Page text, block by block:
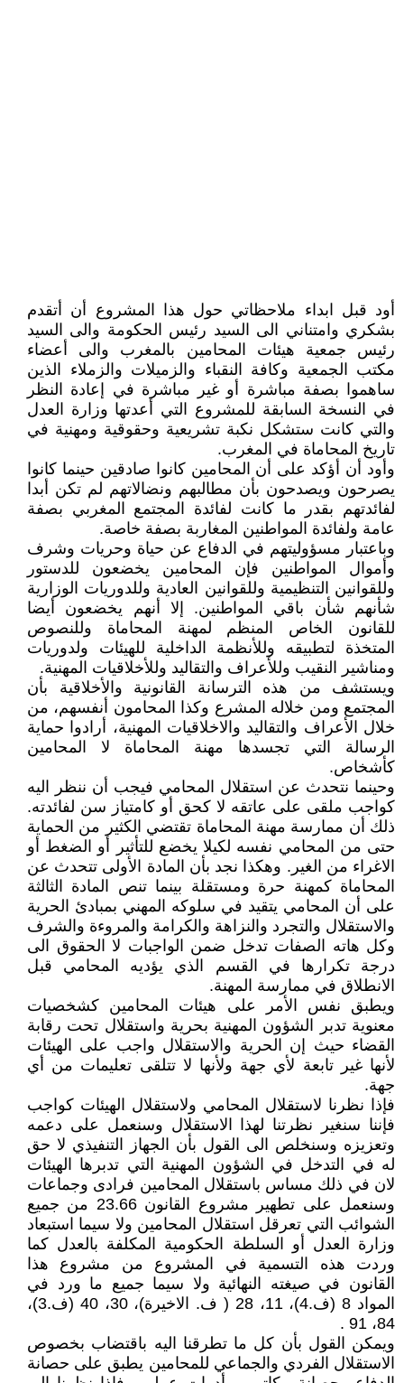
أود قبل ابداء ملاحظاتي حول هذا المشروع أن أتقدم
بشكري وامتناني الى السيد رئيس الحكومة والى السيد
رئيس جمعية هيئات المحامين بالمغرب والى أعضاء
مكتب الجمعية وكافة النقباء والزميلات والزملاء الذين
ساهموا بصفة مباشرة أو غير مباشرة في إعادة النظر
في النسخة السابقة للمشروع التي أعدتها وزارة العدل
والتي كانت ستشكل نكبة تشريعية وحقوقية ومهنية في
تاريخ المحاماة في المغرب.
وأود أن أؤكد على أن المحامين كانوا صادقين حينما كانوا
يصرحون ويصدحون بأن مطالبهم ونضالاتهم لم تكن أبدا
لفائدتهم بقدر ما كانت لفائدة المجتمع المغربي بصفة
عامة ولفائدة المواطنين المغاربة بصفة خاصة.
وباعتبار مسؤوليتهم في الدفاع عن حياة وحريات وشرف
وأموال المواطنين فإن المحامين يخضعون للدستور
وللقوانين التنظيمية وللقوانين العادية وللدوريات الوزارية
شأنهم شأن باقي المواطنين. إلا أنهم يخضعون أيضا
للقانون الخاص المنظم لمهنة المحاماة وللنصوص
المتخذة لتطبيقه وللأنظمة الداخلية للهيئات ولدوريات
ومناشير النقيب وللأعراف والتقاليد وللأخلاقيات المهنية.
ويستشف من هذه الترسانة القانونية والأخلاقية بأن
المجتمع ومن خلاله المشرع وكذا المحامون أنفسهم، من
خلال الأعراف والتقاليد والاخلاقيات المهنية، أرادوا حماية
الرسالة التي تجسدها مهنة المحاماة لا المحامين
كأشخاص.
وحينما نتحدث عن استقلال المحامي فيجب أن ننظر اليه
كواجب ملقى على عاتقه لا كحق أو كامتياز سن لفائدته.
ذلك أن ممارسة مهنة المحاماة تقتضي الكثير من الحماية
حتى من المحامي نفسه لكيلا يخضع للتأثير أو الضغط أو
الاغراء من الغير. وهكذا نجد بأن المادة الأولى تتحدث عن
المحاماة كمهنة حرة ومستقلة بينما تنص المادة الثالثة
على أن المحامي يتقيد في سلوكه المهني بمبادئ الحرية
والاستقلال والتجرد والنزاهة والكرامة والمروءة والشرف
وكل هاته الصفات تدخل ضمن الواجبات لا الحقوق الى
درجة تكرارها في القسم الذي يؤديه المحامي قبل
الانطلاق في ممارسة المهنة.
ويطبق نفس الأمر على هيئات المحامين كشخصيات
معنوية تدبر الشؤون المهنية بحرية واستقلال تحت رقابة
القضاء حيث إن الحرية والاستقلال واجب على الهيئات
لأنها غير تابعة لأي جهة ولأنها لا تتلقى تعليمات من أي
جهة.
فإذا نظرنا لاستقلال المحامي ولاستقلال الهيئات كواجب
فإننا سنغير نظرتنا لهذا الاستقلال وسنعمل على دعمه
وتعزيزه وسنخلص الى القول بأن الجهاز التنفيذي لا حق
له في التدخل في الشؤون المهنية التي تدبرها الهيئات
لان في ذلك مساس باستقلال المحامين فرادى وجماعات
وسنعمل على تطهير مشروع القانون 23.66 من جميع
الشوائب التي تعرقل استقلال المحامين ولا سيما استبعاد
وزارة العدل أو السلطة الحكومية المكلفة بالعدل كما
وردت هذه التسمية في المشروع من مشروع هذا
القانون في صيغته النهائية ولا سيما جميع ما ورد في
المواد 8 (ف.4)، 11، 28 ( ف. الاخيرة)، 30، 40 (ف.3)،
84، 91 .
ويمكن القول بأن كل ما تطرقنا اليه باقتضاب بخصوص
الاستقلال الفردي والجماعي للمحامين يطبق على حصانة